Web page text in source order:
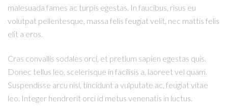
malesuada fames ac turpis egestas. In faucibus, risus eu
volutpat pellentesque, massa felis feugiat velit, nec mattis felis
elit a eros.
Cras convallis sodales orci, et pretium sapien egestas quis.
Donec tellus leo, scelerisque in facilisis a, laoreet vel quam.
Suspendisse arcu nisl, tincidunt a vulputate ac, feugiat vitae
leo. Integer hendrerit orci id metus venenatis in luctus.